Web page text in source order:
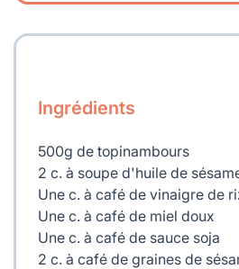
Ingrédients
500g de topinambours
2 c. à soupe d'huile de
Une c. à café de vinaigre de
Une c. à café de miel doux
Une c. à café de sauce soja
2 c. à café de graines de